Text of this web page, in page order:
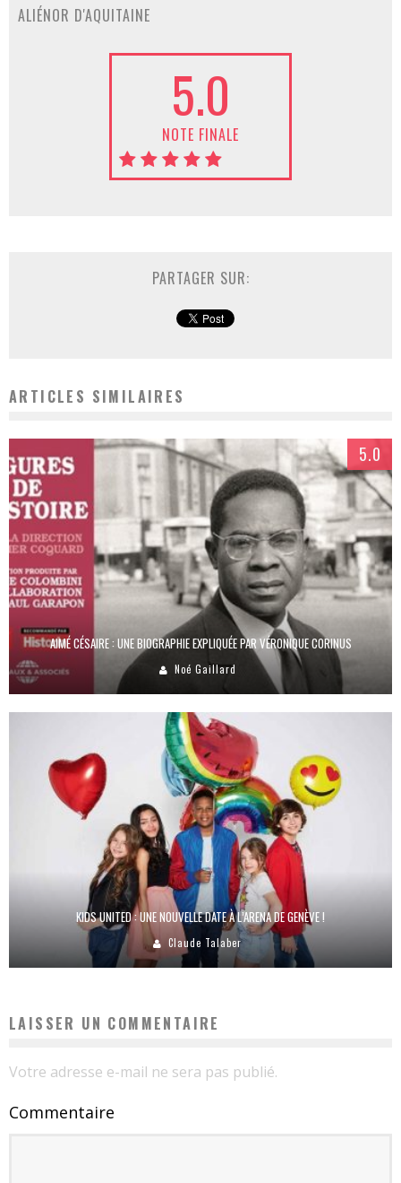
ALIÉNOR D'AQUITAINE
5.0
NOTE FINALE
PARTAGER SUR:
ARTICLES SIMILAIRES
5.0
AIMÉ CÉSAIRE : UNE BIOGRAPHIE EXPLIQUÉE PAR VÉRONIQUE CORINUS
Noé Gaillard
KIDS UNITED : UNE NOUVELLE DATE À L’ARENA DE GENÈVE !
Claude Talaber
LAISSER UN COMMENTAIRE
Votre adresse e-mail ne sera pas publié.
Commentaire